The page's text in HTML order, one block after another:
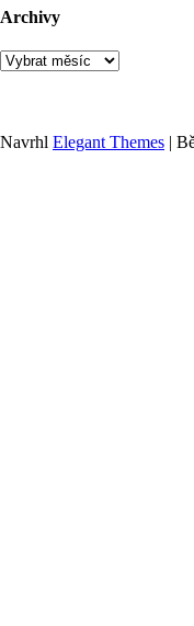
Archivy
Archivy
Navrhl Elegant Themes |